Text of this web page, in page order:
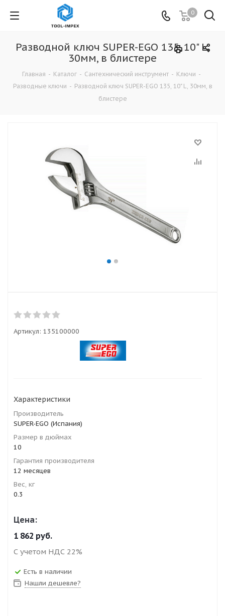
0
Разводной ключ SUPER-EGO 135, 10" L,
30мм, в блистере
Главная - Каталог - Сантехнический инструмент - Ключи -
Разводные ключи - Разводной ключ SUPER-EGO 135, 10" L, 30мм, в
блистере
Артикул: 135100000
Характеристики
Производитель
SUPER-EGO (Испания)
Размер в дюймах
10
Гарантия производителя
12 месяцев
Вес, кг
0.3
Цена:
1 862 руб.
С учетом НДС 22%
Есть в наличии
Нашли дешевле?